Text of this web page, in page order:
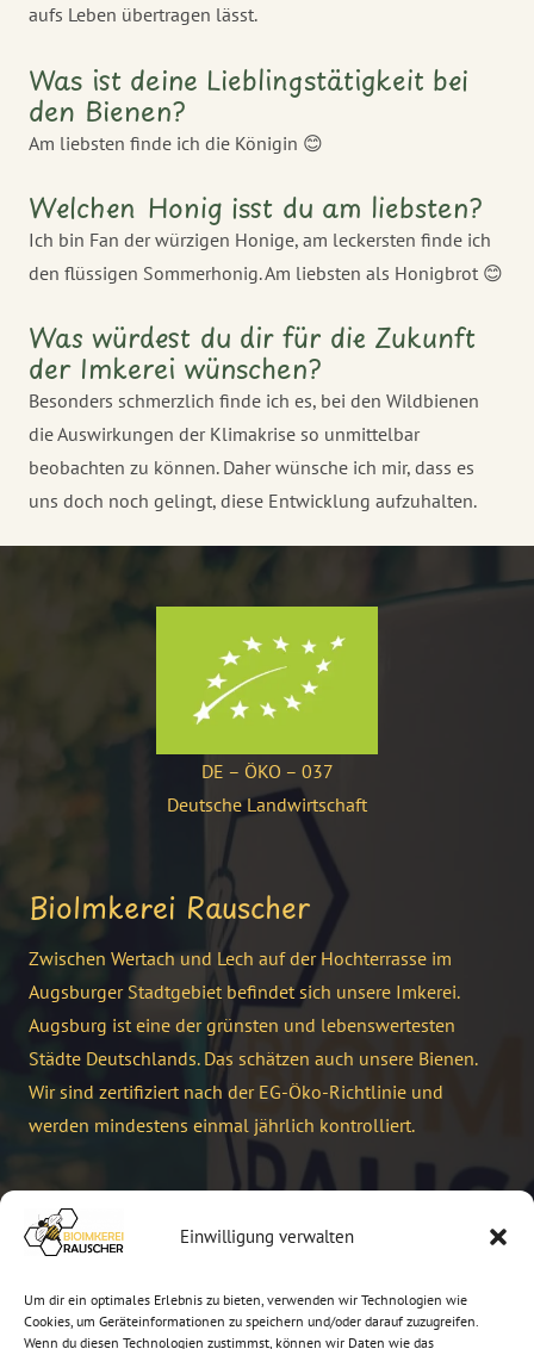
Einwilligung verwalten
Um dir ein optimales Erlebnis zu bieten, verwenden wir Technologien wie
Cookies, um Geräteinformationen zu speichern und/oder darauf zuzugreifen.
Wenn du diesen Technologien zustimmst, können wir Daten wie das
aufs Leben übertragen lässt.
Was ist deine Lieblingstätigkeit bei
den Bienen?
Am liebsten finde ich die Königin 😊
Welchen Honig isst du am liebsten?
Ich bin Fan der würzigen Honige, am leckersten finde ich
den flüssigen Sommerhonig. Am liebsten als Honigbrot 😊
Was würdest du dir für die Zukunft
der Imkerei wünschen?
Besonders schmerzlich finde ich es, bei den Wildbienen
die Auswirkungen der Klimakrise so unmittelbar
beobachten zu können. Daher wünsche ich mir, dass es
uns doch noch gelingt, diese Entwicklung aufzuhalten.
DE – ÖKO – 037
Deutsche Landwirtschaft
BioImkerei Rauscher
Zwischen Wertach und Lech auf der Hochterrasse im
Augsburger Stadtgebiet befindet sich unsere Imkerei.
Augsburg ist eine der grünsten und lebenswertesten
Städte Deutschlands. Das schätzen auch unsere Bienen.
Wir sind zertifiziert nach der EG-Öko-Richtlinie und
werden mindestens einmal jährlich kontrolliert.
Kontakt
+49 821 7955104